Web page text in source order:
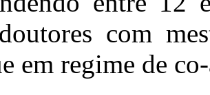
com
em regime de